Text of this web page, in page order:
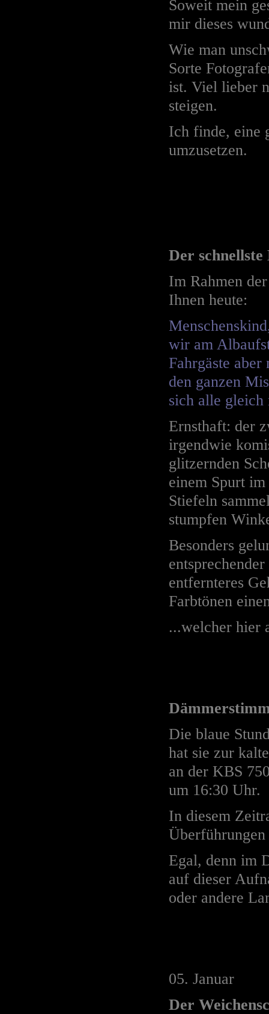
Soweit mein
mir dieses
Wie man
Sorte
ist. Viel lieber
steigen.
Ich finde, eine
umzusetzen.
Der
Im Rahmen
Ihnen heute:
wir am
Fahrgäste
den ganzen
sich alle gleich
Ernsthaft: der
irgendwie
glitzernden
einem Spurt
Stiefeln
stumpfen
Besonders
entfernteres
Farbtönen
...welcher hier
Die blaue
hat sie zur
an der KBS
um 16:30 Uhr.
In diesem
Egal, denn im
auf dieser
oder andere
05. Januar
Der